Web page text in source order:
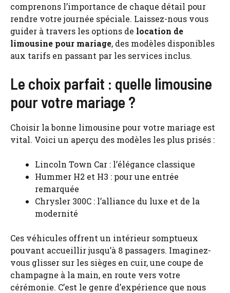
comprenons l’importance de chaque détail pour
rendre votre journée spéciale. Laissez-nous vous
guider à travers les options de location de
limousine pour mariage, des modèles disponibles
aux tarifs en passant par les services inclus.
Le choix parfait : quelle limousine
pour votre mariage ?
Choisir la bonne limousine pour votre mariage est
vital. Voici un aperçu des modèles les plus prisés :
Lincoln Town Car : l’élégance classique
Hummer H2 et H3 : pour une entrée
remarquée
Chrysler 300C : l’alliance du luxe et de la
modernité
Ces véhicules offrent un intérieur somptueux
pouvant accueillir jusqu’à 8 passagers. Imaginez-
vous glisser sur les sièges en cuir, une coupe de
champagne à la main, en route vers votre
cérémonie. C’est le genre d’expérience que nous